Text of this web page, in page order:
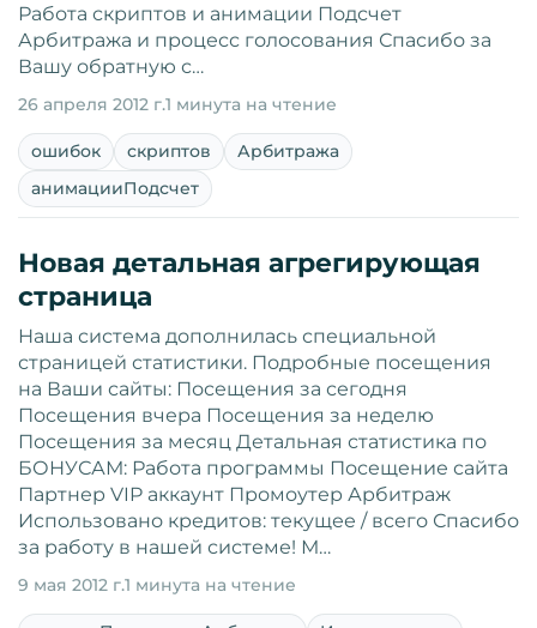
Работа скриптов и анимации Подсчет
Арбитража и процесс голосования Спасибо за
Вашу обратную с…
26 апреля 2012 г.1 минута на чтение
ошибок скриптов
Арбитража
анимацииПодсчет
Новая детальная агрегирующая
страница
Наша система дополнилась специальной
страницей статистики. Подробные посещения
на Ваши сайты: Посещения за сегодня
Посещения вчера Посещения за неделю
Посещения за месяц Детальная статистика по
БОНУСАМ: Работа программы Посещение сайта
Партнер VIP аккаунт Промоутер Арбитраж
Использовано кредитов: текущее / всего Спасибо
за работу в нашей системе! М…
9 мая 2012 г.1 минута на чтение